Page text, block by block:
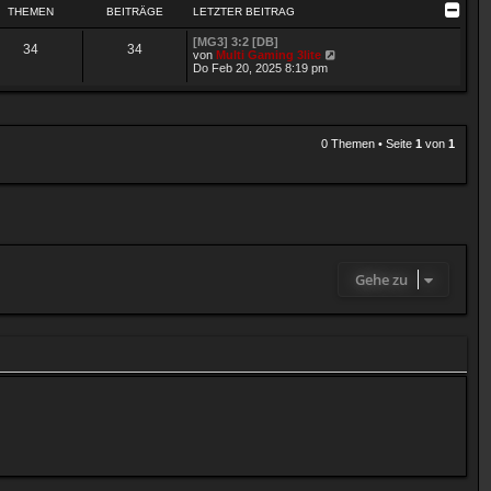
THEMEN BEITRÄGE LETZTER BEITRAG
34 34
[MG3] 3:2 [DB]
von Multi Gaming 3lite
e
r
i
Do Feb 20, 2025 8:19 pm
0 Themen • Seite 1 von 1
Gehe zu